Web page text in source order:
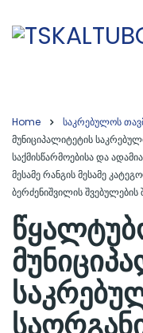
Home საკრებულოს
მუნიციპალიტეტის
საქმისწარმოებისა და
მესამე რანგის მესამე
ბერძენიშვილის შვებულების